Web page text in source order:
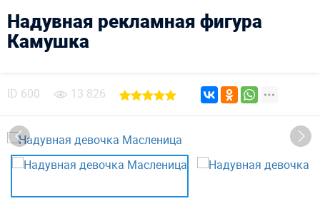
Надувная рекламная фигура
Камушка
ID 600 13 826